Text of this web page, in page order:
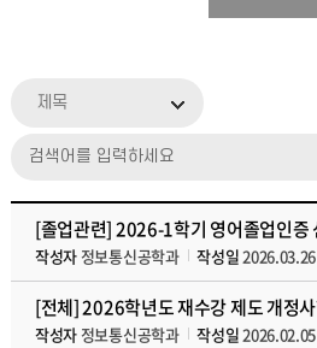
제목
[졸업관련] 2026-1학기 영어졸업인증
작성자정보통신공학과 작성일2026.03.26
[전체] 2026학년도 재수강 제도 개정
작성자정보통신공학과 작성일2026.02.05